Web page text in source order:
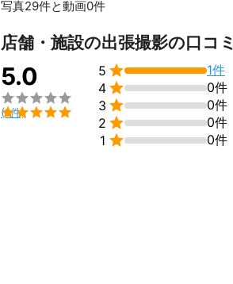
- - - - - - - - - - -
全データを編集・修正後
( 糸くず等の削除など )も行って納品。
目つぶりなどのミスショットを除き
全データを納品させて頂きます。
最低 30枚保証。
ジャンルにもよりますが
大体30〜100枚程度の納品。
写真29件と動画0件
店舗・施設の出張撮影の口コミ
5.0


(1件)
5 
1件
4 
0件
3 
0件
2 
0件
1  0件